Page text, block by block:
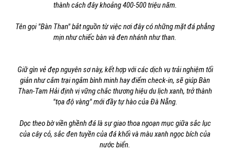
thành cách đây khoảng 400-500 triệu năm.
Tên gọi "Bàn Than" bắt nguồn từ việc nơi đây có những mặt đá phẳng
mịn như chiếc bàn và đen nhánh như than.
Giữ gìn vẻ đẹp nguyên sơ này, kết hợp với các dịch vụ trải nghiệm tối
giản như cắm trại ngắm bình minh hay điểm check-in, sẽ giúp Bàn
Than-Tam Hải định vị vững chắc thương hiệu du lịch xanh, trở thành
"tọa độ vàng" mới đầy tự hào của Đà Nẵng.
Dọc theo bờ viền ghềnh đá là sự giao thoa ngoạn mục giữa sắc lục
của cây cỏ, sắc đen tuyền của đá khối và màu xanh ngọc bích của
nước biển.